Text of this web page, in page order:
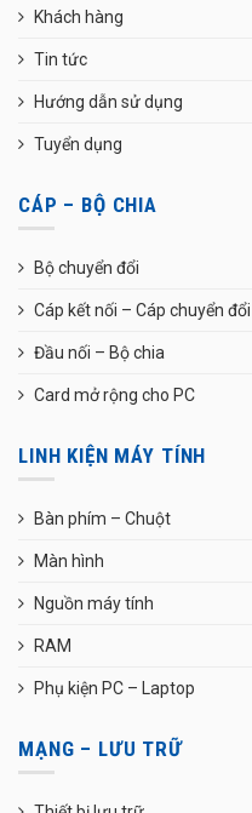
Khách hàng
Tin tức
Hướng dẫn sử dụng
Tuyển dụng
CÁP – BỘ CHIA
Bộ chuyển đổi
Cáp kết nối – Cáp chuyển đổi
Đầu nối – Bộ chia
Card mở rộng cho PC
LINH KIỆN MÁY TÍNH
Bàn phím – Chuột
Màn hình
Nguồn máy tính
RAM
Phụ kiện PC – Laptop
MẠNG – LƯU TRỮ